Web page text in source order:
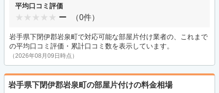
平均口コミ評価
ー （0件）
岩手県下閉伊郡岩泉町で対応可能な部屋片付け業者の、これまで
の平均口コミ評価・累計口コミ数を表示しています。
（2026年08月09日時点）
岩手県下閉伊郡岩泉町の部屋片付けの料金相場